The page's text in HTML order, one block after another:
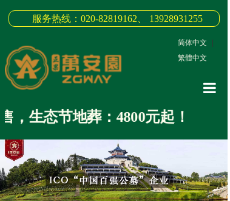
新闻
服务热线：020-82819162、 13928931255
简体中文
繁體中文
，生态节地葬：4800元起！